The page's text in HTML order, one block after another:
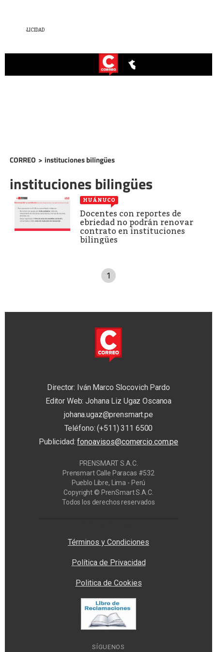
CORREO > instituciones bilingües
instituciones bilingües
HUÁNUCO
Docentes con reportes de
ebriedad no podrán renovar
contrato en instituciones
bilingües
1
Director: Iván Marco Slocovich Pardo
Editor Web: Johana Liz Ugaz Oscanoa
johana.ugaz@prensmart.pe
Teléfono: (+511) 311 6500
Publicidad:fonoavisos@comercio.com.pe
PRENSMART S.A.C.
Prensmart Calle Paracas #532
Pueblo Libre, Lima - Perú
Copyright © PrenSmart S.A.C.
Todos los derechos reservados
Términos y Condiciones
Política de Privacidad
Politica de Cookies
SÍGUENOS